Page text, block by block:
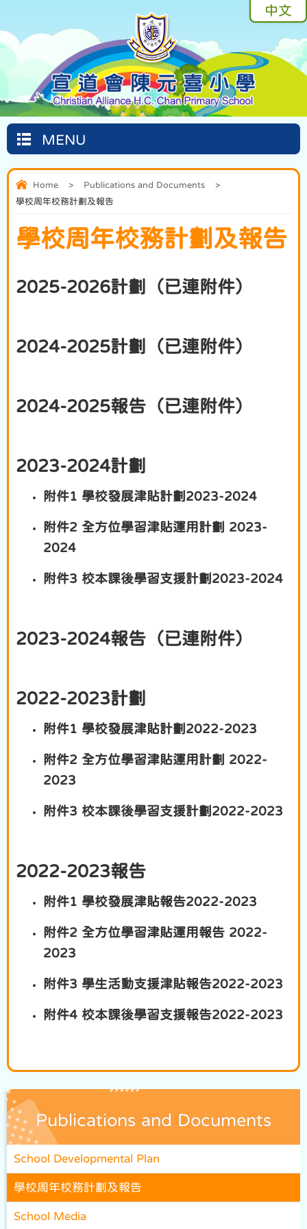
中文
MENU
Home > Publications and Documents
>
學校周年校務計劃及報告
學校周年校務計劃及報告
2025-2026計劃（已連附件）
2024-2025計劃（已連附件）
2024-2025報告（已連附件）
2023-2024計劃
附件1 學校發展津貼計劃2023-2024
附件2 全方位學習津貼運用計劃 2023-
2024
附件3 校本課後學習支援計劃2023-2024
2023-2024報告（已連附件）
2022-2023計劃
附件1 學校發展津貼計劃2022-2023
附件2 全方位學習津貼運用計劃 2022-
2023
附件3 校本課後學習支援計劃2022-2023
2022-2023報告
附件1 學校發展津貼報告2022-2023
附件2 全方位學習津貼運用報告 2022-
2023
附件3 學生活動支援津貼報告2022-2023
附件4 校本課後學習支援報告2022-2023
Publications and Documents
School Developmental Plan
學校周年校務計劃及報告
School Media